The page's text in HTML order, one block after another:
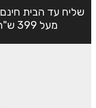
שליח עד הבית חינם
מעל 399 ש"ח